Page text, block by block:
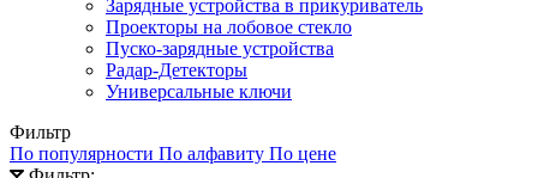
Зарядные устройства в прикуриватель
Проекторы на лобовое стекло
Пуско-зарядные устройства
Радар-Детекторы
Универсальные ключи
Фильтр
По популярности По алфавиту По цене